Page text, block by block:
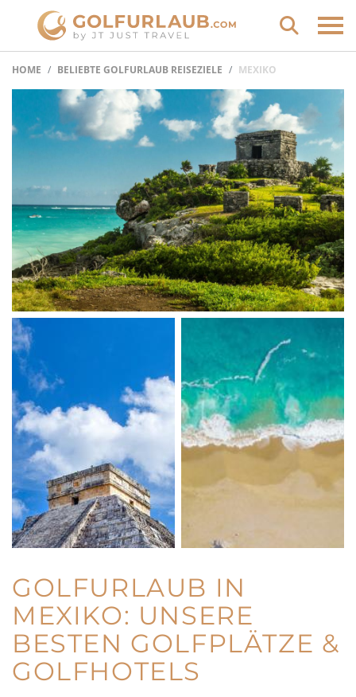
HOME BELIEBTE GOLFURLAUB REISEZIELE MEXIKO
GOLFURLAUB IN
MEXIKO: UNSERE
BESTEN GOLFPLÄTZE &
GOLFHOTELS